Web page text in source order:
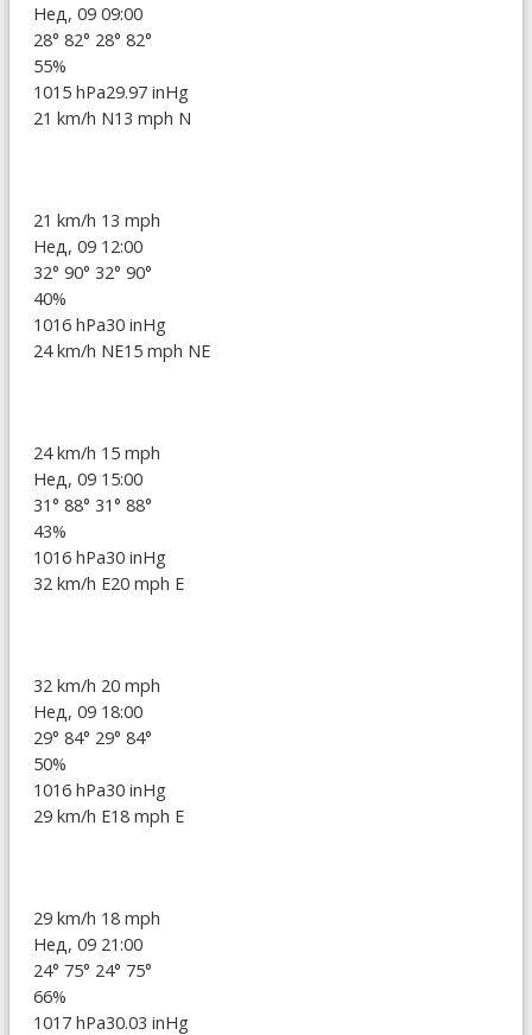
Нед, 09 09:00
28° 82° 28° 82°
55%
1015 hPa29.97 inHg
21 km/h N13 mph N
21 km/h 13 mph
Нед, 09 12:00
32° 90° 32° 90°
40%
1016 hPa30 inHg
24 km/h NE15 mph NE
24 km/h 15 mph
Нед, 09 15:00
31° 88° 31° 88°
43%
1016 hPa30 inHg
32 km/h E20 mph E
32 km/h 20 mph
Нед, 09 18:00
29° 84° 29° 84°
50%
1016 hPa30 inHg
29 km/h E18 mph E
29 km/h 18 mph
Нед, 09 21:00
24° 75° 24° 75°
66%
1017 hPa30.03 inHg